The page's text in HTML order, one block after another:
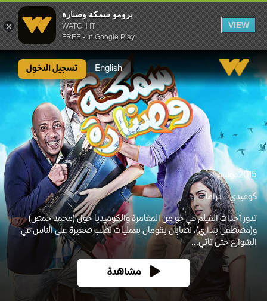
برومو سمكة وصنارة
WATCH IT
FREE - In Google Play
VIEW
English تسجيل الدخول
2015موسم
كوميدي دراما
تدور أحداث الفيلم في جو من المغامرة والكوميديا حول (محمد حمص)
و(مصطفى بنداري)، نصابان يقومان بعمليات نصب صغيرة على الناس في
الشوارع حتى تأتي...
مشاهدة